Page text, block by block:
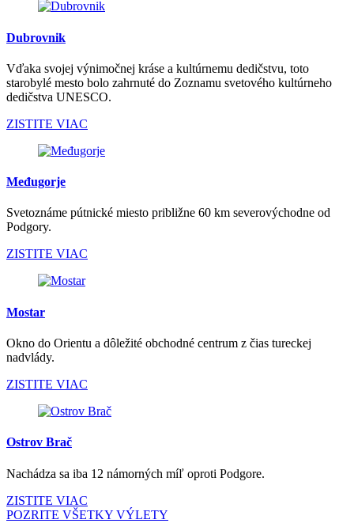
Dubrovnik
Vďaka svojej výnimočnej kráse a kultúrnemu dedičstvu, toto
starobylé mesto bolo zahrnuté do Zoznamu svetového kultúrneho
dedičstva UNESCO.
ZISTITE VIAC
Međugorje
Svetoznáme pútnické miesto približne 60 km severovýchodne od
Podgory.
ZISTITE VIAC
Mostar
Okno do Orientu a dôležité obchodné centrum z čias tureckej
nadvlády.
ZISTITE VIAC
Ostrov Brač
Nachádza sa iba 12 námorných míľ oproti Podgore.
ZISTITE VIAC
POZRITE VŠETKY VÝLETY